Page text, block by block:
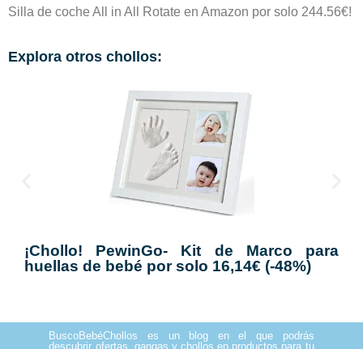
Silla de coche All in All Rotate en Amazon por solo 244.56€!
Explora otros chollos:
¡Chollo! PewinGo- Kit de Marco para
huellas de bebé por solo 16,14€ (-48%)
BuscoBebéChollos es un blog en el que podrás
descubrir ofertas, gangas y chollos en productos para tu